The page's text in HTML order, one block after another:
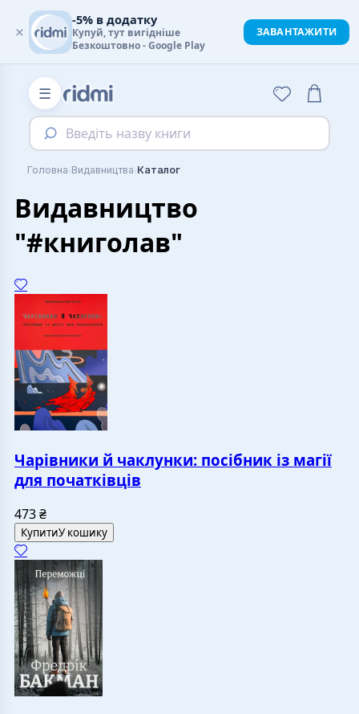
☰
Введіть назву книги
Головна›Видавництва›Каталог
Видавництво
"#книголав"
Чарівники й чаклунки: посібник із магії
для початківців
473₴
КупитиУ кошику
×
-5% в додатку
Купуй, тут вигідніше
Безкоштовно - Google Play
ЗАВАНТАЖИТИ